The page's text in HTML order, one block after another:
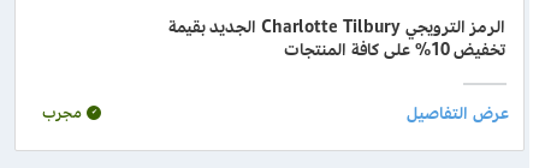
الرمز الترويجي Charlotte Tilbury الجديد بقيمة
تخفيض 10% على كافة المنتجات
مجرب